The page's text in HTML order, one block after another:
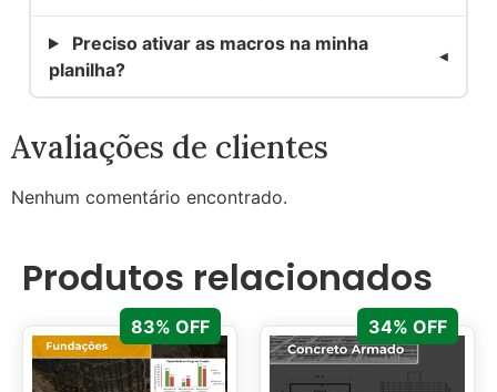
Preciso ativar as macros na minha
planilha?
Avaliações de clientes
Nenhum comentário encontrado.
Produtos relacionados
83% OFF 34% OFF